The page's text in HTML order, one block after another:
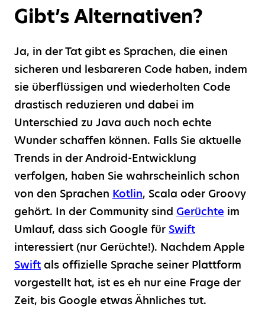
Gibt’s Alternativen?
Ja, in der Tat gibt es Sprachen, die einen
sicheren und lesbareren Code haben, indem
sie überflüssigen und wiederholten Code
drastisch reduzieren und dabei im
Unterschied zu Java auch noch echte
Wunder schaffen können. Falls Sie aktuelle
Trends in der Android-Entwicklung
verfolgen, haben Sie wahrscheinlich schon
von den Sprachen Kotlin, Scala oder Groovy
gehört. In der Community sind Gerüchte im
Umlauf, dass sich Google für Swift
interessiert (nur Gerüchte!). Nachdem Apple
Swift als offizielle Sprache seiner Plattform
vorgestellt hat, ist es eh nur eine Frage der
Zeit, bis Google etwas Ähnliches tut.